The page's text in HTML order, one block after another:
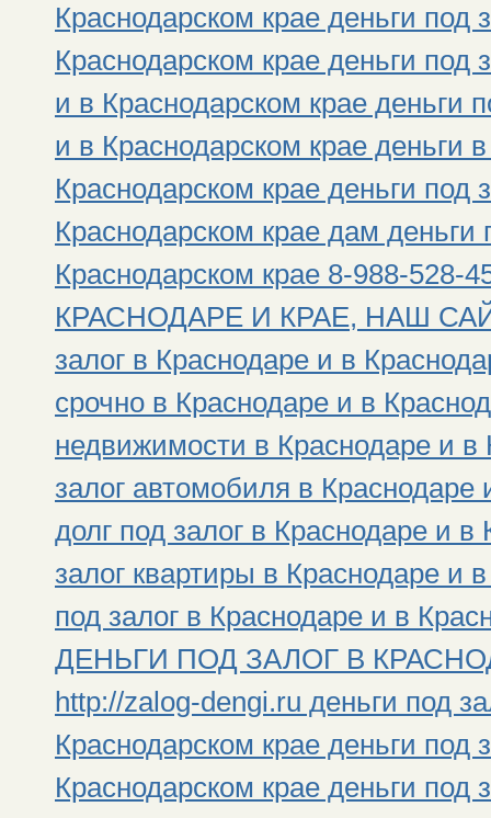
Краснодарском крае деньги под
Краснодарском крае деньги
и в Краснодарском крае деньги
и в Краснодарском крае деньги
Краснодарском крае деньги под
Краснодарском крае дам деньги
Краснодарском крае 8-988-
КРАСНОДАРЕ И КРАЕ, НАШ
залог в Краснодаре и в
срочно в Краснодаре и в
недвижимости в Краснодаре и в
залог автомобиля в Краснодаре
долг под залог в Краснодаре и
залог квартиры в Краснодаре и
под залог в Краснодаре и в
ДЕНЬГИ ПОД ЗАЛОГ В
http://zalog-dengi.ru деньги под
Краснодарском крае деньги под
Краснодарском крае деньги